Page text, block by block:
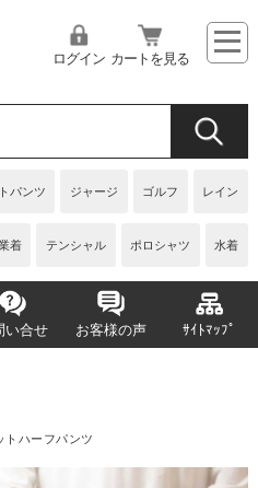
パンツ ジャージ ゴルフ レイン
着 テンシャル ポロシャツ 水着
ログイン カートを見る
い合せ お客様の声 ｻｲﾄﾏｯﾌﾟ
トハーフパンツ